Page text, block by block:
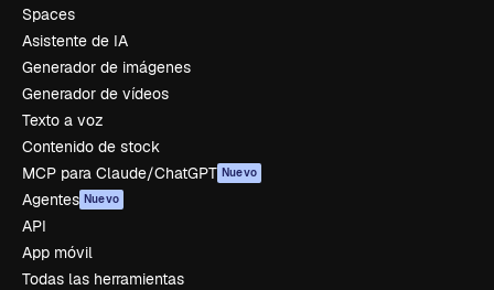
Spaces
Asistente de IA
Generador de imágenes
Generador de vídeos
Texto a voz
Contenido de stock
MCP para Claude/ChatGPT Nuevo
Agentes Nuevo
API
App móvil
Todas las herramientas